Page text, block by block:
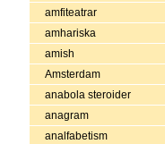
amfiteatrar
amhariska
amish
Amsterdam
anabola steroider
anagram
analfabetism